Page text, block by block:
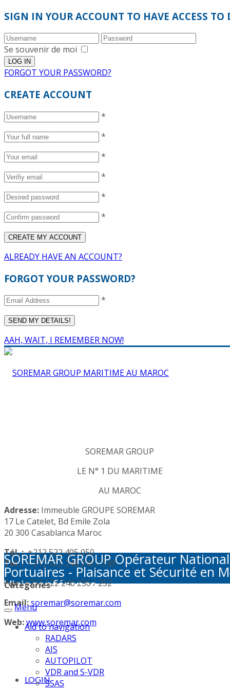
SIGN IN YOUR ACCOUNT TO HAVE ACCESS TO
Se souvenir de moi
FORGOT YOUR PASSWORD?
CREATE ACCOUNT
*
*
*
*
*
*
ALREADY HAVE AN ACCOUNT?
FORGOT YOUR PASSWORD?
*
AAH, WAIT, I REMEMBER NOW!
SOREMAR GROUP
LE N° 1 DU MARITIME
AU MAROC
Adresse: Immeuble GROUPE SOREMAR
17 Le Catelet, Bd Emile Zola
20 300 Casablanca Maroc
Tél. :+212 522 405 050
Tél. :+212 522 248 245 / 249
Fax :+212 522 248 236 / 252
Email:soremar@soremar.com
Web:www.soremar.com
LOGIN
SOREMAR GROUP Opérateur
Portuaires - Plaisance et Sécurité en
Visioconférence
Categories
Menu
Aid to navigation
RADARS
AIS
AUTOPILOT
VDR and S-VDR
SSAS